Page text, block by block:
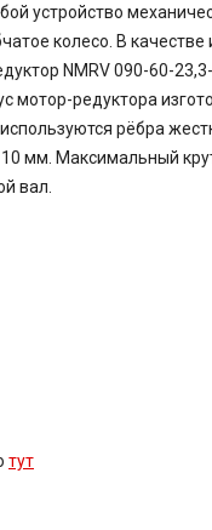
устройство
колесо. В качестве
NMRV 090-60-
мотор-редуктора
рёбра
мм. Максимальный
вал.
тут